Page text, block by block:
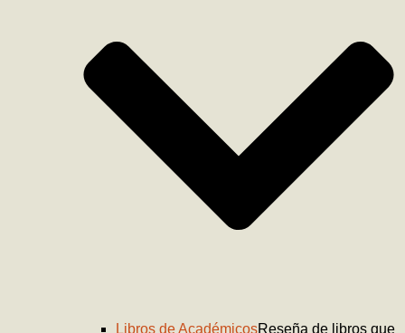
Libros de AcadémicosReseña de libros que